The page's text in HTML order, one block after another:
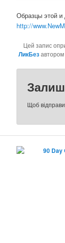
Образцы этой и
http://
Цей запис
ЛикБезавтором
Щоб